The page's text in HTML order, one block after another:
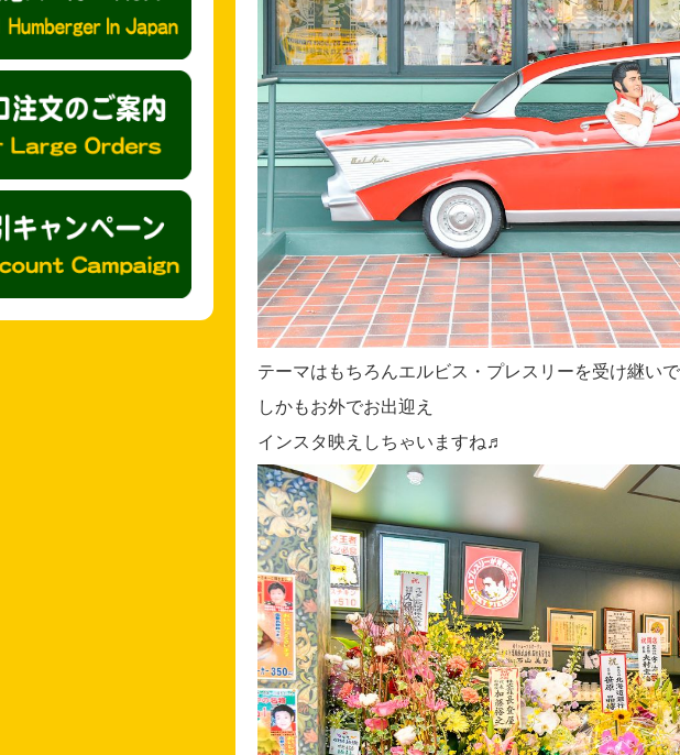
テーマはもちろんエルビス・プレスリーを受け継い
しかもお外でお出迎え
インスタ映えしちゃいますね♬